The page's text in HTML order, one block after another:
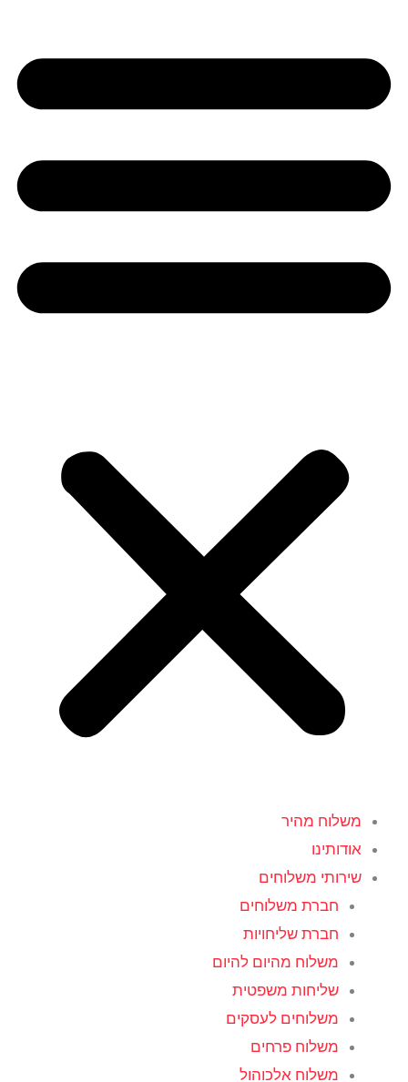
משלוח מהיר
אודותינו
שירותי משלוחים
חברת משלוחים
חברת שליחויות
משלוח מהיום להיום
שליחות משפטית
משלוחים לעסקים
משלוח פרחים
משלוח אלכוהול